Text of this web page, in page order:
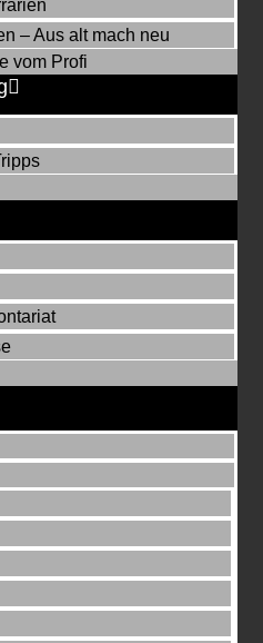
– Aus alt mach neu
vom Profi